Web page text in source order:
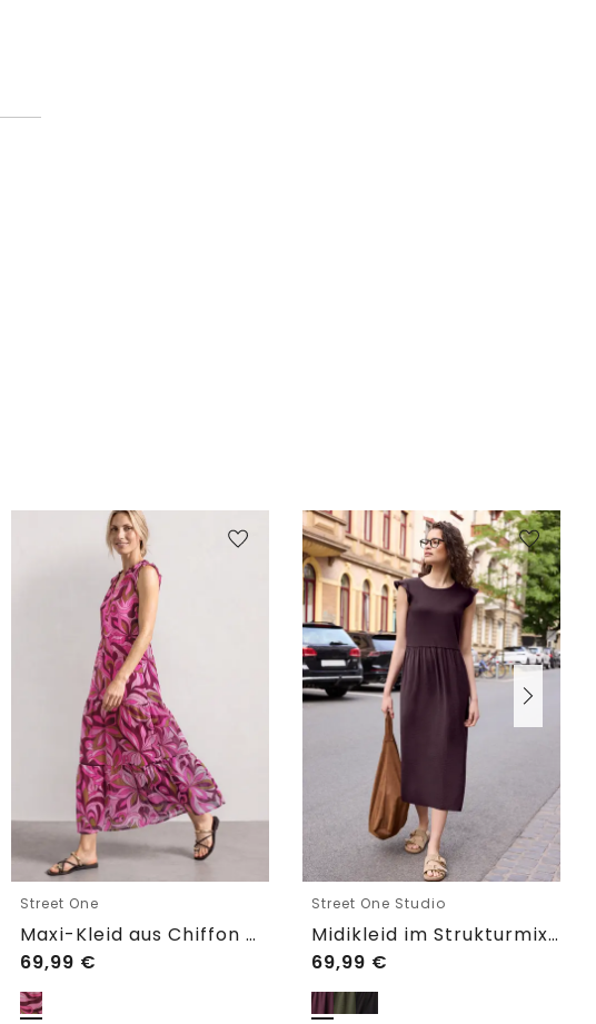
Street One
Maxi-Kleid aus Chiffon mit Print
69,99 €
Street One Studio
Midikleid im Strukturmix mit Rundhals
69,99 €